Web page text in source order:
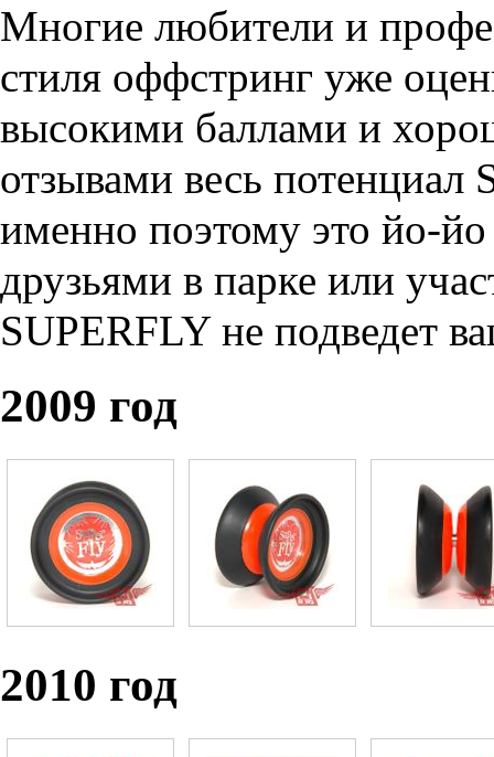
Многие любители и
стиля оффстринг уже
высокими баллами и
отзывами весь потенциал
именно поэтому это йо-
друзьями в парке или
SUPERFLY не подведет
2009 год
2010 год